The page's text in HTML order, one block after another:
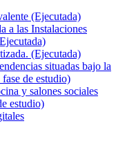
(Ejecutada)
a las Instalaciones
(Ejecutada)
situadas bajo la
de estudio)
y salones sociales
estudio)